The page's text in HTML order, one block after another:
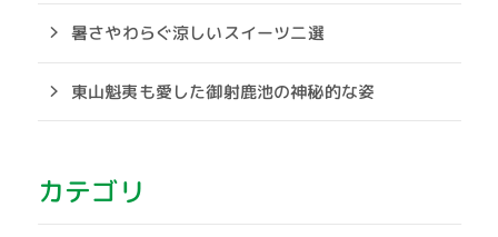
暑さやわらぐ涼しいスイーツ二選
東山魁夷も愛した御射鹿池の神秘的な姿
カテゴリ